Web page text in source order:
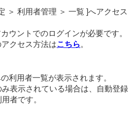
＞ 利用者管理 ＞ 一覧 ]へアクセス
ウントでのログインが必要です。
クセス方法はこちら 。
利用者一覧が表示されます。
表示されている場合は、自動登録
者です。